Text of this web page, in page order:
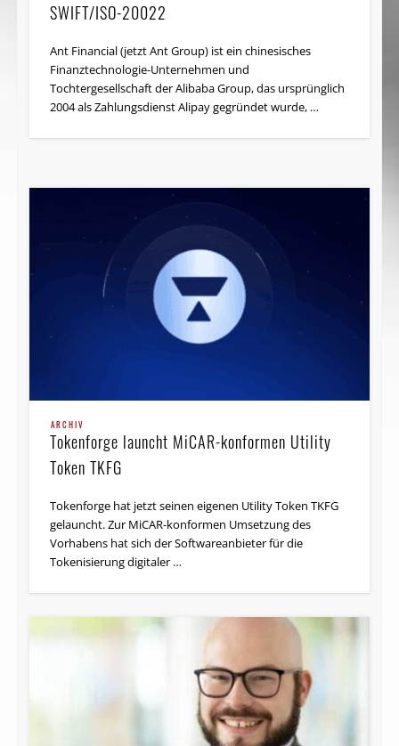
SWIFT/ISO-20022
Ant Financial (jetzt Ant Group) ist ein chinesisches
Finanztechnologie-Unternehmen und
Tochtergesellschaft der Alibaba Group, das ursprünglich
2004 als Zahlungsdienst Alipay gegründet wurde, …
ARCHIV
Tokenforge launcht MiCAR-konformen Utility
Token TKFG
Tokenforge hat jetzt seinen eigenen Utility Token TKFG
gelauncht. Zur MiCAR-konformen Umsetzung des
Vorhabens hat sich der Softwareanbieter für die
Tokenisierung digitaler …